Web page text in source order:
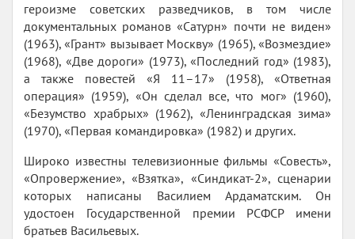
героизме советских разведчиков, в том числе
документальных романов «Сатурн» почти не виден»
(1963), «Грант» вызывает Москву» (1965), «Возмездие»
(1968), «Две дороги» (1973), «Последний год» (1983),
а также повестей «Я 11–17» (1958), «Ответная
операция» (1959), «Он сделал все, что мог» (1960),
«Безумство храбрых» (1962), «Ленинградская зима»
(1970), «Первая командировка» (1982) и других.
Широко известны телевизионные фильмы «Совесть»,
«Опровержение», «Взятка», «Синдикат-2», сценарии
которых написаны Василием Ардаматским. Он
удостоен Государственной премии РСФСР имени
братьев Васильевых.